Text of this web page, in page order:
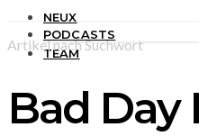
NEUX
PODCASTS
TEAM
Artikel nach Suchwort
Bad Day